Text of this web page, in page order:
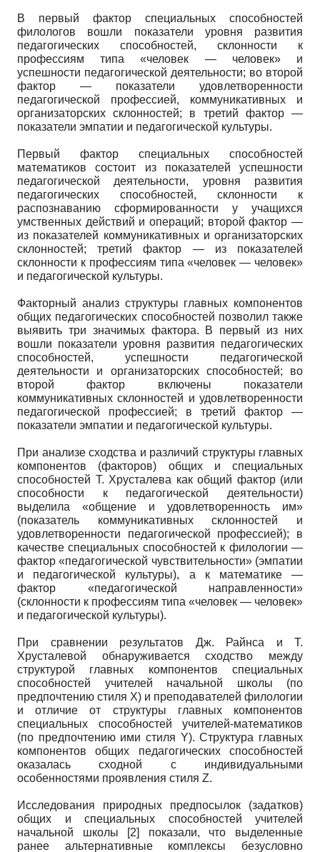
В первый фактор специальных способностей
филологов вошли показатели уровня развития
педагогических способностей, склонности к
профессиям типа «человек — человек» и
успешности педагогической деятельности; во второй
фактор — показатели удовлетворенности
педагогической профессией, коммуникативных и
организаторских склонностей; в третий фактор —
показатели эмпатии и педагогической культуры.
Первый фактор специальных способностей
математиков состоит из показателей успешности
педагогической деятельности, уровня развития
педагогических способностей, склонности к
распознаванию сформированности у учащихся
умственных действий и операций; второй фактор —
из показателей коммуникативных и организаторских
склонностей; третий фактор — из показателей
склонности к профессиям типа «человек — человек»
и педагогической культуры.
Факторный анализ структуры главных компонентов
общих педагогических способностей позволил также
выявить три значимых фактора. В первый из них
вошли показатели уровня развития педагогических
способностей, успешности педагогической
деятельности и организаторских способностей; во
второй фактор включены показатели
коммуникативных склонностей и удовлетворенности
педагогической профессией; в третий фактор —
показатели эмпатии и педагогической культуры.
При анализе сходства и различий структуры главных
компонентов (факторов) общих и специальных
способностей Т. Хрусталева как общий фактор (или
способности к педагогической деятельности)
выделила «общение и удовлетворенность им»
(показатель коммуникативных склонностей и
удовлетворенности педагогической профессией); в
качестве специальных способностей к филологии —
фактор «педагогической чувствительности» (эмпатии
и педагогической культуры), а к математике —
фактор «педагогической направленности»
(склонности к профессиям типа «человек — человек»
и педагогической культуры).
При сравнении результатов Дж. Райнса и Т.
Хрусталевой обнаруживается сходство между
структурой главных компонентов специальных
способностей учителей начальной школы (по
предпочтению стиля X) и преподавателей филологии
и отличие от структуры главных компонентов
специальных способностей учителей-математиков
(по предпочтению ими стиля Y). Структура главных
компонентов общих педагогических способностей
оказалась сходной с индивидуальными
особенностями проявления стиля Z.
Исследования природных предпосылок (задатков)
общих и специальных способностей учителей
начальной школы [2] показали, что выделенные
ранее альтернативные комплексы безусловно